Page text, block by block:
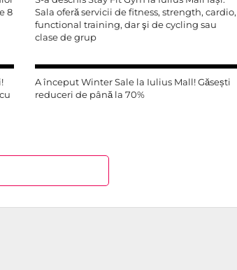
8
Sala oferă servicii de fitness, strength, cardio,
functional training, dar şi de cycling sau
clase de grup
A început Winter Sale la Iulius Mall! Găsești
reduceri de până la 70%